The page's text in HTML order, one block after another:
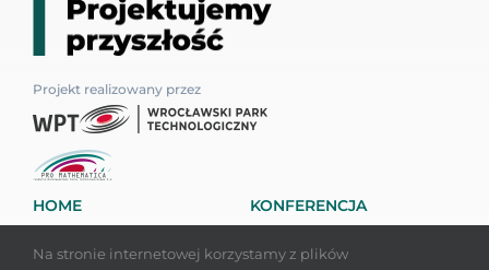
Projekt realizowany przez
HOME
PODCASTY
KONFERENCJA
KONTAKT
Na stronie internetowej korzystamy z plików